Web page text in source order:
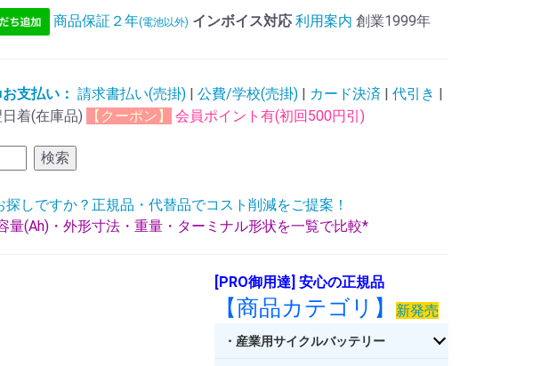
商品保証２年(電池以外) インボイス対応 利用案内 創業1999年
支払い： 請求書払い(売掛) | 公費/学校(売掛) | カード決済 | 代引き |
日着(在庫品) 【クーポン】 会員ポイント有(初回500円引)
検索
しですか？正規品・代替品でコスト削減をご提案！
(Ah)・外形寸法・重量・ターミナル形状を一覧で比較*
[PRO御用達] 安心の正規品
【商品カテゴリ】 新発売
・産業用サイクルバッテリー